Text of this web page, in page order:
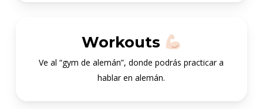
Workouts
Ve al “gym de alemán”, donde podrás practicar a
hablar en alemán.